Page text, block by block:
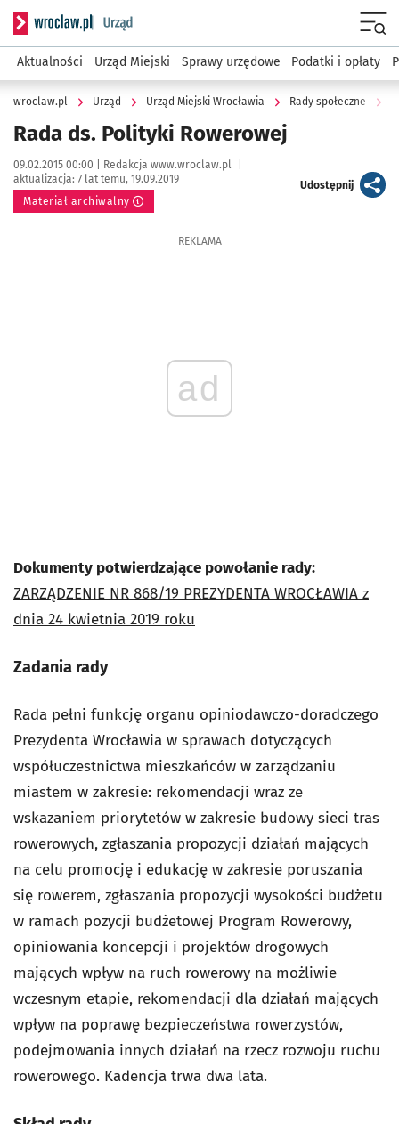
Serwis informacyjny wroclaw.pl podserwis: Urząd
Aktualności Urząd Miejski Sprawy urzędowe Podatki i opłaty
wroclaw.pl Urząd Urząd Miejski Wrocławia Rady społeczne
Rada ds. Polityki Rowerowej
Data publikacji:
09.02.2015 00:00 | Autor:
Redakcja www.wroclaw.pl
aktualizacja: 7 lat temu, 19.09.2019
Materiał archiwalny
Udostępnijartykuł
REKLAMA
ad
Dokumenty potwierdzające powołanie rady:
ZARZĄDZENIE NR 868/19 PREZYDENTA WROCŁAWIA z
dnia 24 kwietnia 2019 roku
Zadania rady
Rada pełni funkcję organu opiniodawczo-doradczego
Prezydenta Wrocławia w sprawach dotyczących
współuczestnictwa mieszkańców w zarządzaniu
miastem w zakresie: rekomendacji wraz ze
wskazaniem priorytetów w zakresie budowy sieci tras
rowerowych, zgłaszania propozycji działań mających
na celu promocję i edukację w zakresie poruszania
się rowerem, zgłaszania propozycji wysokości budżetu
w ramach pozycji budżetowej Program Rowerowy,
opiniowania koncepcji i projektów drogowych
mających wpływ na ruch rowerowy na możliwie
wczesnym etapie, rekomendacji dla działań mających
wpływ na poprawę bezpieczeństwa rowerzystów,
podejmowania innych działań na rzecz rozwoju ruchu
rowerowego. Kadencja trwa dwa lata.